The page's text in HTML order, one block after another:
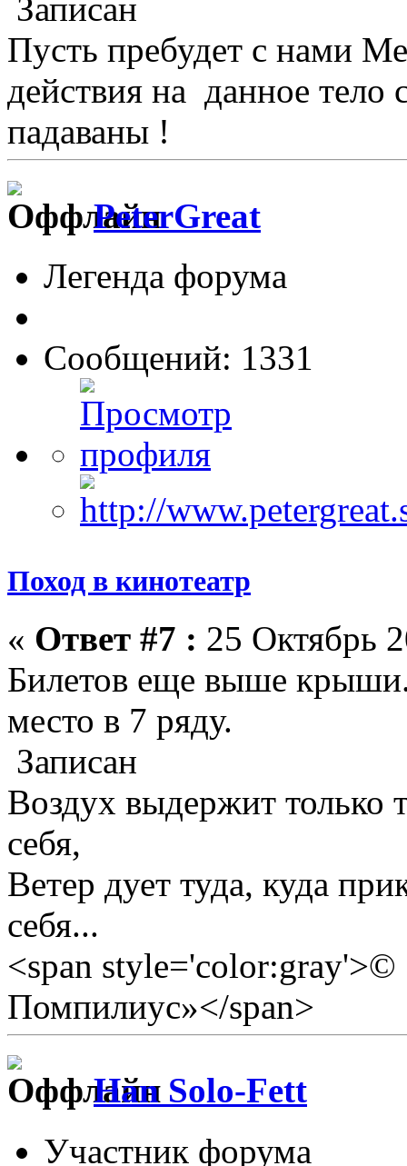
Записан
Пусть пребудет с нами
действия на данное тело
падаваны !
PeterGreat
Легенда форума
Сообщений: 1331
Поход в кинотеатр
« Ответ #7 : 25 Октябрь
Билетов еще выше
место в 7 ряду.
Записан
Воздух выдержит только
себя,
Ветер дует туда, куда
себя...
<span style='color:gray'>©
Помпилиус»</span>
Han Solo-Fett
Участник форума